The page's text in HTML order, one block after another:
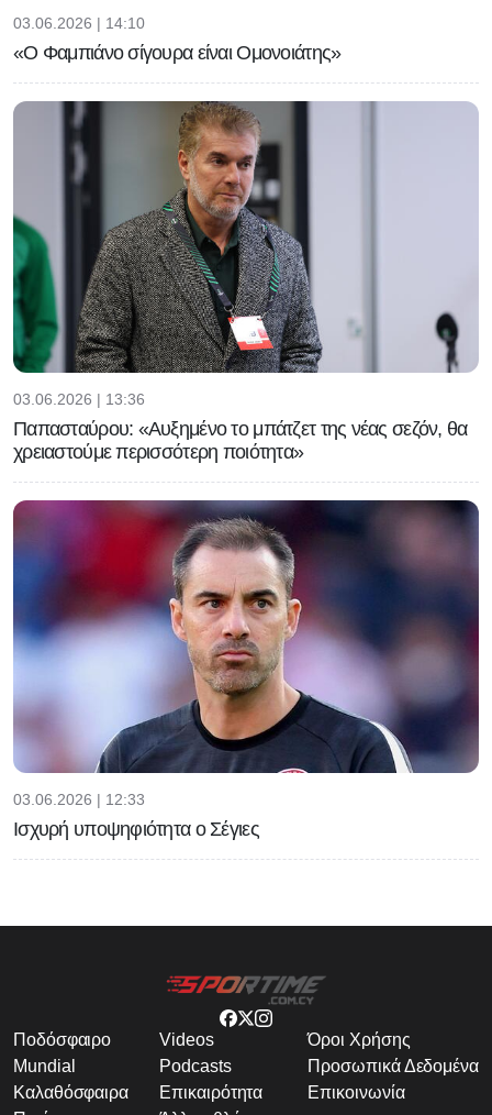
03.06.2026 | 14:10
«Ο Φαμπιάνο σίγουρα είναι Ομονοιάτης»
03.06.2026 | 13:36
Παπασταύρου: «Αυξημένο το μπάτζετ της νέας σεζόν, θα
χρειαστούμε περισσότερη ποιότητα»
03.06.2026 | 12:33
Ισχυρή υποψηφιότητα ο Σέγιες
Ποδόσφαιρο
Mundial
Καλαθόσφαιρα
Videos
Podcasts
Επικαιρότητα
Όροι Χρήσης
Προσωπικά Δεδομένα
Επικοινωνία